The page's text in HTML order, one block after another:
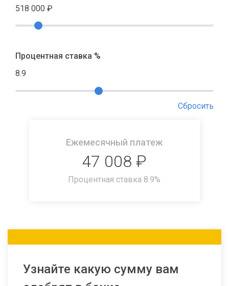
518 000 ₽
Процентная ставка %
8.9
Сбросить
Ежемесячный платеж
47 008 ₽
Процентная ставка 8.9%
Узнайте какую сумму вам